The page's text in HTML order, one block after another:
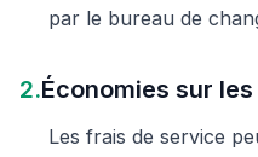
par le bureau de
2.Économies sur
Les frais de service